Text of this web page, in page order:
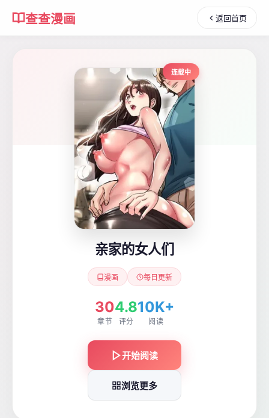
查查漫画 返回首页
连载中
亲家的女人们
漫画 每日更新
30
章节
4.8
评分
10K+
阅读
开始阅读
浏览更多